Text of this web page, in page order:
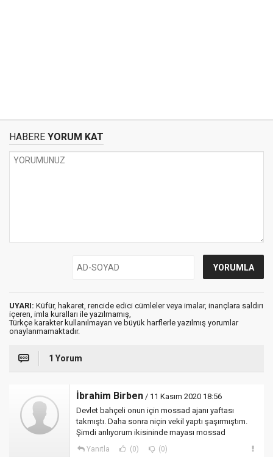
HABERE YORUM KAT
UYARI: Küfür, hakaret, rencide edici cümleler veya imalar, inançlara saldırı
içeren, imla kuralları ile yazılmamış,
Türkçe karakter kullanılmayan ve büyük harflerle yazılmış yorumlar
onaylanmamaktadır.
1 Yorum
İbrahim Birben / 11 Kasım 2020 18:56
Devlet bahçeli onun için mossad ajanı yaftası
takmıştı. Daha sonra niçin vekil yaptı şaşırmıştım.
Şimdi anlıyorum ikisininde mayası mossad
Yanıtla (0) (0)